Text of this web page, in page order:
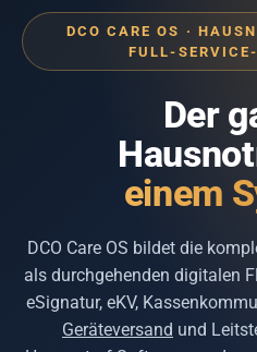
DCO CARE OS ·
FULL-
Der
einem
DCO Care OS bildet die
als durchgehenden digitalen
eSignatur, eKV,
Geräteversand und